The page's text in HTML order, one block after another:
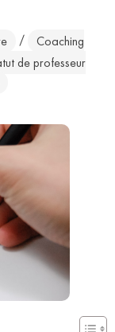
/
Coaching
de professeur